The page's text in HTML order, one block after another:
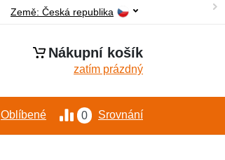
Země: Česká republika
Nákupní košík
zatím prázdný
0 Srovnání
Oblíbené